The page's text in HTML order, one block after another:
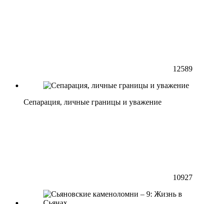
12589
Сепарация, личные границы и уважение
10927